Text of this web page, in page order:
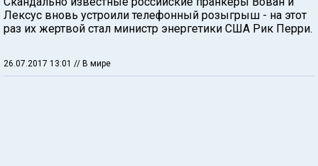
Лексус вновь устроили телефонный розыгрыш - на этот
раз их жертвой стал министр энергетики США Рик Перри.
26.07.2017 13:01 // В мире